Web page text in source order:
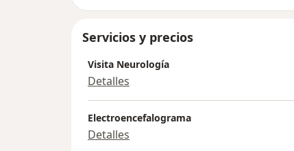
Servicios y precios
Visita Neurología
Detalles
Electroencefalograma
Detalles